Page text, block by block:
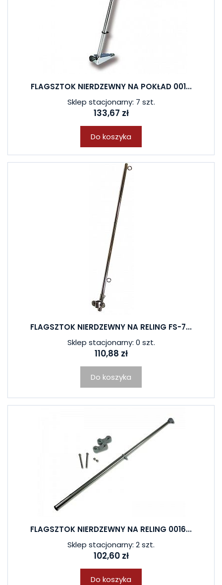
FLAGSZTOK NIERDZEWNY NA POKŁAD 001...
Sklep stacjonarny: 7 szt.
133,67 zł
Do koszyka
FLAGSZTOK NIERDZEWNY NA RELING FS-7...
Sklep stacjonarny: 0 szt.
110,88 zł
Do koszyka
FLAGSZTOK NIERDZEWNY NA RELING 0016...
Sklep stacjonarny: 2 szt.
102,60 zł
Do koszyka